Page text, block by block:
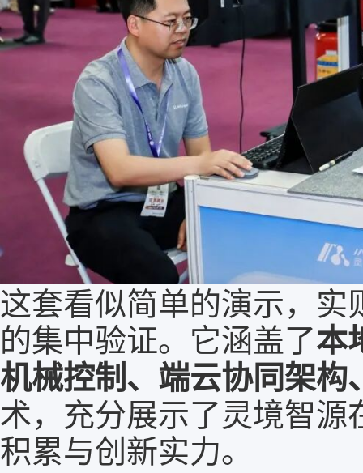
这套看似简单的演示，
的集中验证。它涵盖了本
机械控制、端云协同架构
术，充分展示了灵境智
积累与创新实力。